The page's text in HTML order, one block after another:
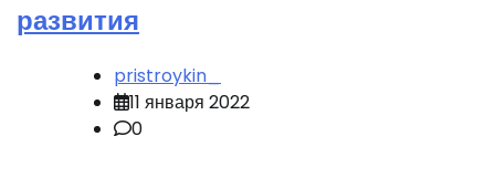
развития
pristroykin_
11 января 2022
0